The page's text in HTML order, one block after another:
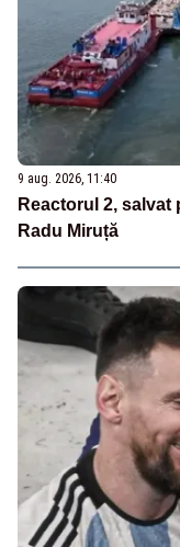
9 aug. 2026, 11:40
Reactorul 2,
Radu Miruță